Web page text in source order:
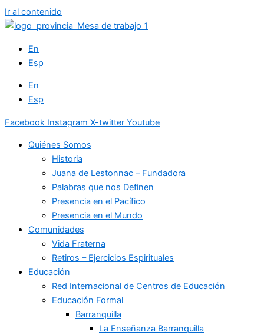
Ir al contenido
En
Esp
En
Esp
Facebook Instagram X-twitter Youtube
Quiénes Somos
Historia
Juana de Lestonnac – Fundadora
Palabras que nos Definen
Presencia en el Pacífico
Presencia en el Mundo
Comunidades
Vida Fraterna
Retiros – Ejercicios Espirituales
Educación
Red Internacional de Centros de Educación
Educación Formal
Barranquilla
La Enseñanza Barranquilla